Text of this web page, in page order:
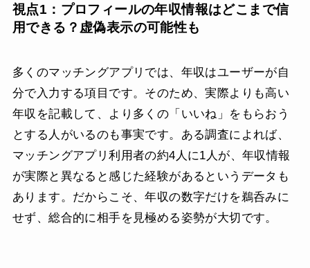
視点1：プロフィールの年収情報はどこまで信
用できる？虚偽表示の可能性も
多くのマッチングアプリでは、年収はユーザーが自
分で入力する項目です。そのため、実際よりも高い
年収を記載して、より多くの「いいね」をもらおう
とする人がいるのも事実です。ある調査によれば、
マッチングアプリ利用者の約4人に1人が、年収情報
が実際と異なると感じた経験があるというデータも
あります。だからこそ、年収の数字だけを鵜呑みに
せず、総合的に相手を見極める姿勢が大切です。